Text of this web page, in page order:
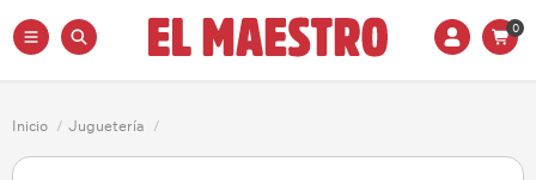
0
Inicio / Juguetería /